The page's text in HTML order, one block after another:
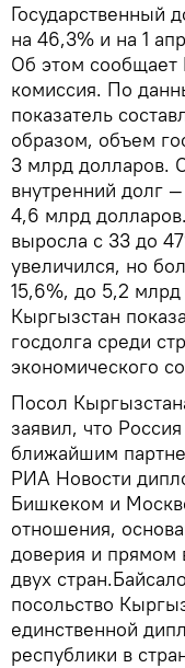
Государственный
на 46,3% и на 1
Об этом сообщает
комиссия. По
показатель
образом, объем
3 млрд долларов.
внутренний долг
4,6 млрд
выросла с 33 до
увеличился, но
15,6%, до 5,2
Кыргызстан
госдолга среди
экономического
Посол
заявил, что
ближайшим
РИА Новости
Бишкеком и
отношения,
доверия и прямом
двух
посольство
единственной
республики в